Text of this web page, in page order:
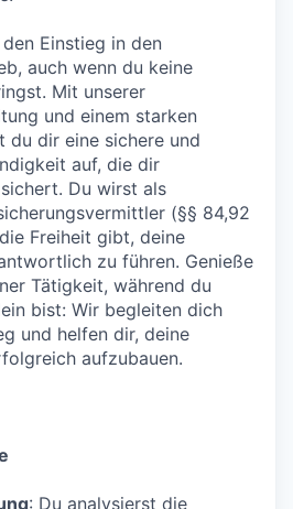
Einstieg in den
auch wenn du keine
Mit unserer
und einem starken
du dir eine sichere und
auf, die dir
Du wirst als
(§§ 84,92
Freiheit gibt, deine
zu führen. Genieße
Tätigkeit, während du
bist: Wir begleiten dich
und helfen dir, deine
aufzubauen.
: Du analysierst die